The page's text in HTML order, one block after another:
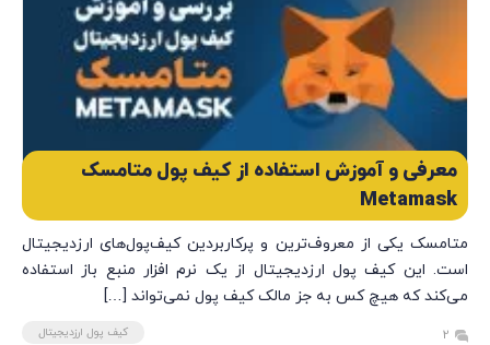
معرفی و آموزش استفاده از کیف پول متامسک
Metamask
متامسک یکی از معروف‌ترین و پرکاربردین کیف‌پول‌های ارزدیجیتال
است. این کیف پول ارزدیجیتال از یک نرم افزار منبع باز استفاده
می‌کند که هیچ کس به جز مالک کیف پول نمی‌تواند […]
2 کیف پول ارزدیجیتال